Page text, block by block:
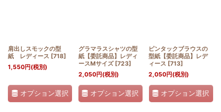
肩出しスモックの型
紙 レディース [718]
1,550円(税別)
オプション選択
グラマラスシャツの型
紙【委託商品】レディ
ースMサイズ [723]
2,050円(税別)
オプション選択
ピンタックブラウスの
型紙【委託商品】レデ
ィース [713]
2,050円(税別)
オプション選択